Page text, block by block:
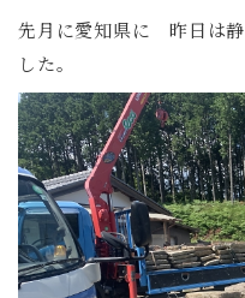
先月に愛知県に 昨日は
した。